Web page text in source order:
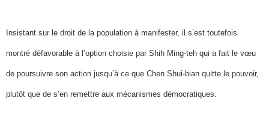
Insistant sur le droit de la population à manifester, il s’est toutefois
montré défavorable à l’option choisie par Shih Ming-teh qui a fait le vœu
de poursuivre son action jusqu’à ce que Chen Shui-bian quitte le pouvoir,
plutôt que de s’en remettre aux mécanismes démocratiques.